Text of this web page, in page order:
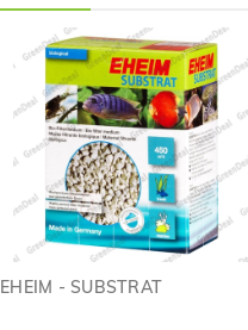
EHEIM - SUBSTRAT